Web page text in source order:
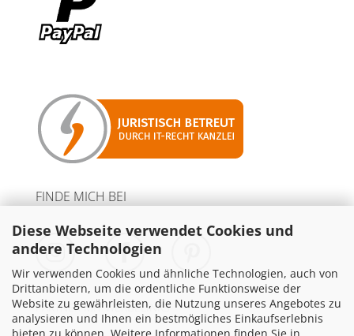
Diese Webseite verwendet Cookies und
andere Technologien
Wir verwenden Cookies und ähnliche Technologien, auch von
Drittanbietern, um die ordentliche Funktionsweise der
Website zu gewährleisten, die Nutzung unseres Angebotes zu
analysieren und Ihnen ein bestmögliches Einkaufserlebnis
FINDE MICH BEI
PARTNER MIT WERBELINKS